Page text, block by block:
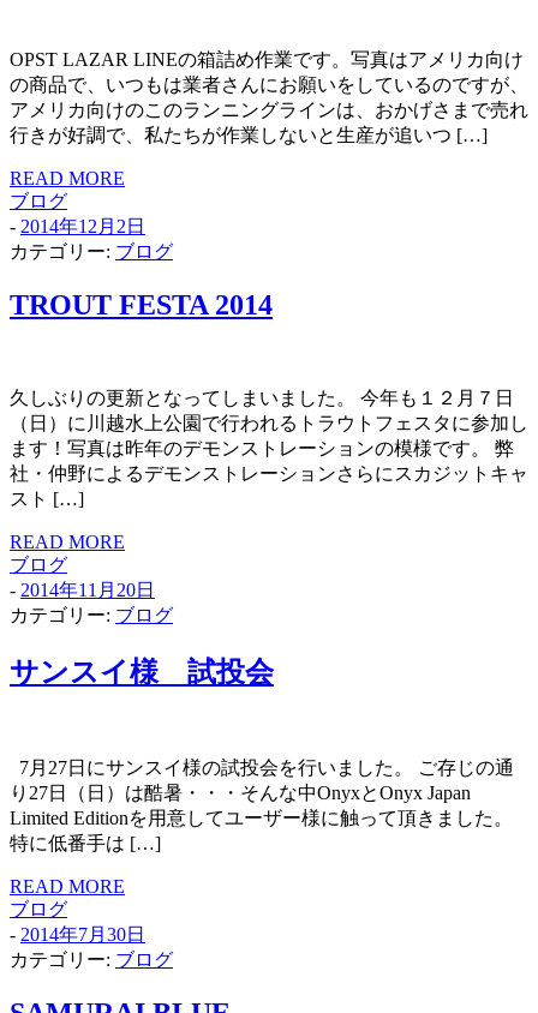
OPST LAZAR LINEの箱詰め作業です。写真はアメリカ向け
の商品で、いつもは業者さんにお願いをしているのですが、
アメリカ向けのこのランニングラインは、おかげさまで売れ
行きが好調で、私たちが作業しないと生産が追いつ […]
READ MORE
ブログ
- 2014年12月2日
カテゴリー: ブログ
TROUT FESTA2014
久しぶりの更新となってしまいました。 今年も１２月７日
（日）に川越水上公園で行われるトラウトフェスタに参加し
ます！写真は昨年のデモンストレーションの模様です。 弊
社・仲野によるデモンストレーションさらにスカジットキャ
スト […]
READ MORE
ブログ
- 2014年11月20日
カテゴリー: ブログ
サンスイ様 試投会
7月27日にサンスイ様の試投会を行いました。 ご存じの通
り27日（日）は酷暑・・・そんな中OnyxとOnyx Japan
Limited Editionを用意してユーザー様に触って頂きました。
特に低番手は […]
READ MORE
ブログ
- 2014年7月30日
カテゴリー: ブログ